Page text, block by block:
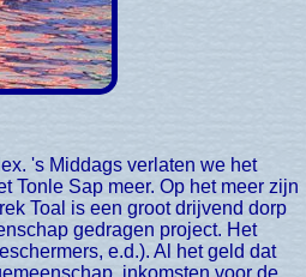
Tonle Sap meer. Op het meer zijn
Toal is een groot drijvend dorp
gedragen project. Het
e.d.). Al het geld dat
inkomsten voor de